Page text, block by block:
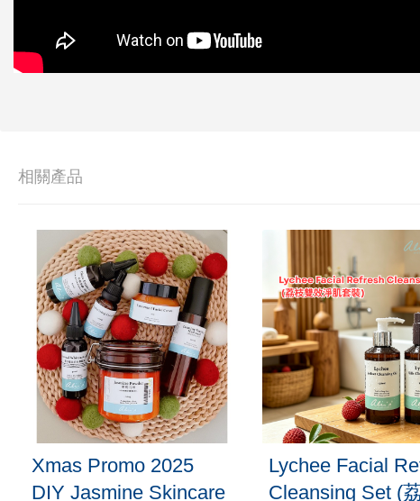
相關產品
-18%
枝雙
紓緩安定複方精油連香
薰扣禮盒套裝
香薰手鏈